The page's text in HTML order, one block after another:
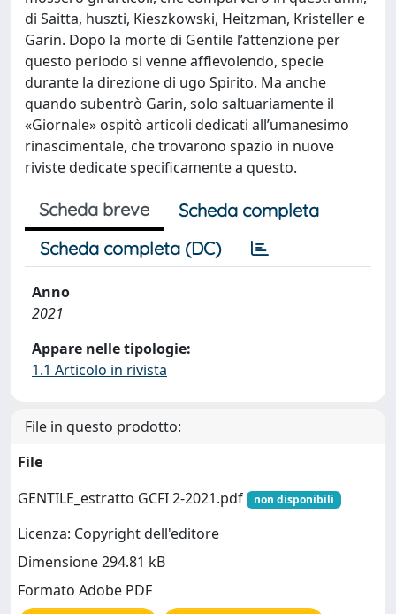
di Saitta, huszti, Kieszkowski, Heitzman, Kristeller e
Garin. Dopo la morte di Gentile l’attenzione per
questo periodo si venne afﬁevolendo, specie
durante la direzione di ugo Spirito. Ma anche
quando subentrò Garin, solo saltuariamente il
«Giornale» ospitò articoli dedicati all’umanesimo
rinascimentale, che trovarono spazio in nuove
riviste dedicate speciﬁcamente a questo.
Scheda breve
Scheda completa
Scheda completa (DC)
Anno
2021
Appare nelle tipologie:
1.1 Articolo in rivista
File in questo prodotto:
File
GENTILE_estratto GCFI 2-2021.pdf
non disponibili
Licenza: Copyright dell'editore
Dimensione 294.81 kB
Formato Adobe PDF